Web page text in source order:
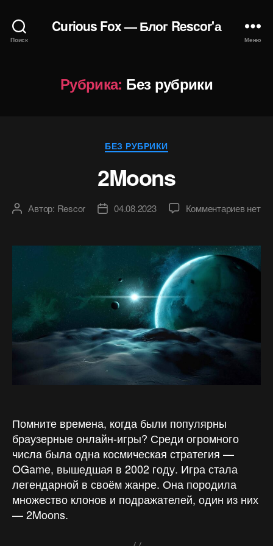
Поиск
Curious Fox — Блог Rescor'а
Меню
Рубрика: Без рубрики
Рубрики
БЕЗ РУБРИКИ
2Moons
АвторАвтор: Rescor
Дата04.08.2023 Комментариевк
нет
Помните времена, когда были популярны
браузерные онлайн-игры? Среди огромного
числа была одна космическая стратегия —
OGame, вышедшая в 2002 году. Игра стала
легендарной в своём жанре. Она породила
множество клонов и подражателей, один из них
— 2Moons.